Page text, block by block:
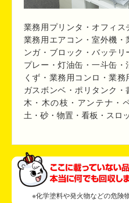
業務用プリンタ・オフィス
業務用エアコン・室外機・
ンガ・ブロック・バッテリ
プレー・灯油缶・一斗缶
くず・業務用コンロ・業務
ガスボンベ・ポリタンク
木・木の枝・アンテナ・
土・砂・物置・看板・スロ
※化学塗料や発火物などの危険